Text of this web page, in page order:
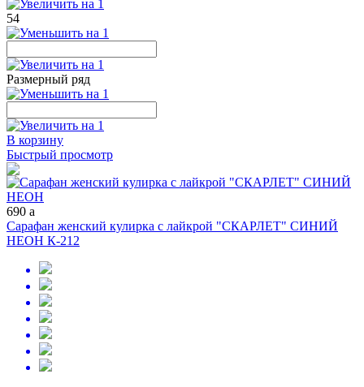
54
Размерный ряд
В корзину
Быстрый просмотр
690 a
Сарафан женский кулирка с лайкрой "СКАРЛЕТ" СИНИЙ
НЕОН К-212